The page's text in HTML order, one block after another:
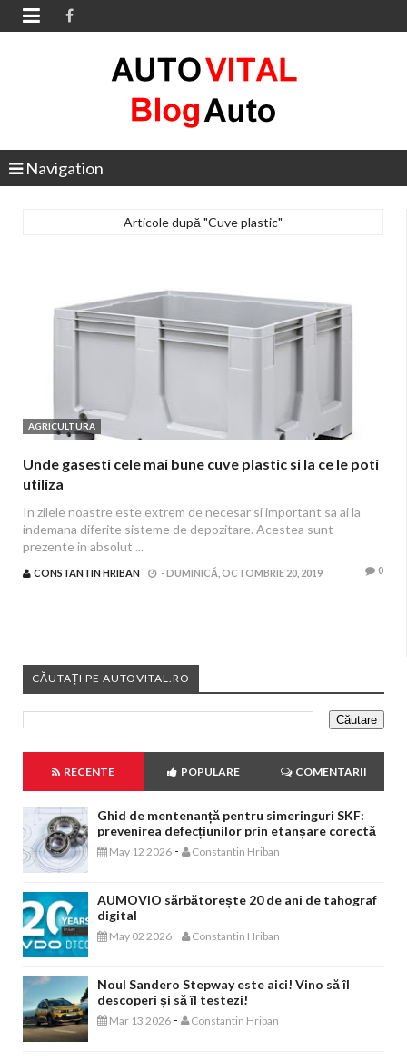

Navigation
Articole după "Cuve plastic"
AGRICULTURA
Unde gasesti cele mai bune cuve plastic si la ce le poti
utiliza
In zilele noastre este extrem de necesar si important sa ai la
indemana diferite sisteme de depozitare. Acestea sunt
prezente in absolut ...
CONSTANTIN HRIBAN -DUMINICĂ, OCTOMBRIE 20, 2019 0
CĂUTAȚI PE AUTOVITAL.RO
RECENTE POPULARE COMENTARII
Ghid de mentenanță pentru simeringuri SKF:
prevenirea defecțiunilor prin etanșare corectă
May 12 2026 - Constantin Hriban
AUMOVIO sărbătorește 20 de ani de tahograf
digital
May 02 2026 - Constantin Hriban
Noul Sandero Stepway este aici! Vino să îl
descoperi și să îl testezi!
Mar 13 2026 - Constantin Hriban